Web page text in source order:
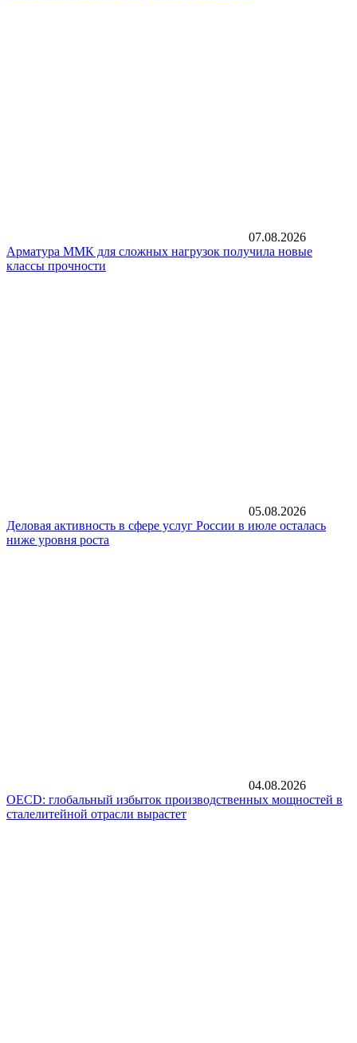
07.08.2026
Арматура ММК для сложных нагрузок получила новые
классы прочности
05.08.2026
Деловая активность в сфере услуг России в июле осталась
ниже уровня роста
04.08.2026
OECD: глобальный избыток производственных мощностей в
сталелитейной отрасли вырастет